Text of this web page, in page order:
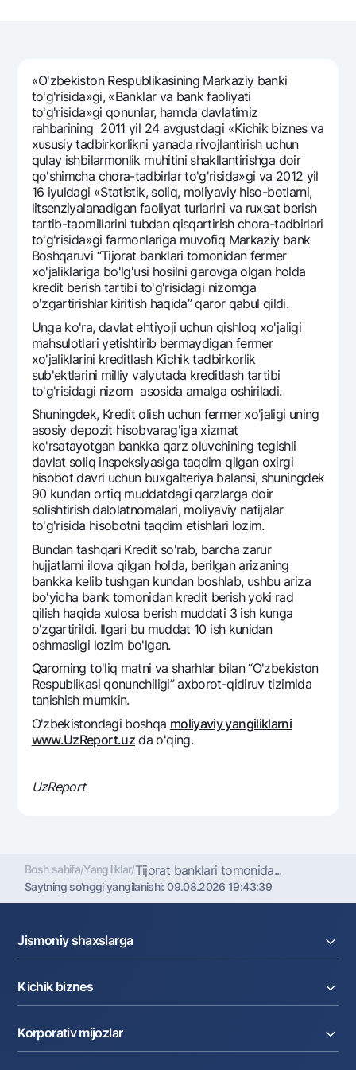
Oltin omonat
NBU’dan oltin quymalar
Kumush omonat
Visa FIFA
Mastercard
Ish haqi
Garmin pay
Aksiyalar
Milliy mobil ilovasi
Ko'p beriladigan savollar
Sayt bo‘yicha qidiring
Qidirish
Foydali havolalar
Ko'p beriladigan savollar
Matbuot markazi
Ofis va bankomatlar
Shaxsiy ma'lumotlarni qayta ishlashga rozilik berish
Bizni ijtimoiy tarmoqlarda kuzatib boring
Aloqa markazi
+998 78 148-00-101344
«O'zbekiston Respublikasining Markaziy banki
to'g'risida»gi, «Banklar va bank faoliyati
to'g'risida»gi qonunlar, hamda davlatimiz
rahbarining 2011 yil 24 avgustdagi «Kichik biznes va
xususiy tadbirkorlikni yanada rivojlantirish uchun
qulay ishbilarmonlik muhitini shakllantirishga doir
qo'shimcha chora-tadbirlar to'g'risida»gi va 2012 yil
16 iyuldagi «Statistik, soliq, moliyaviy hiso-botlarni,
litsenziyalanadigan faoliyat turlarini va ruxsat berish
tartib-taomillarini tubdan qisqartirish chora-tadbirlari
to'g'risida»gi farmonlariga muvofiq Markaziy bank
Boshqaruvi “Tijorat banklari tomonidan fermer
xo'jaliklariga bo'lg'usi hosilni garovga olgan holda
kredit berish tartibi to'g'risidagi nizomga
o'zgartirishlar kiritish haqida” qaror qabul qildi.
Unga ko'ra, davlat ehtiyoji uchun qishloq xo'jaligi
mahsulotlari yetishtirib bermaydigan fermer
xo'jaliklarini kreditlash Kichik tadbirkorlik
sub'ektlarini milliy valyutada kreditlash tartibi
to'g'risidagi nizom asosida amalga oshiriladi.
Shuningdek, Kredit olish uchun fermer xo'jaligi uning
asosiy depozit hisobvarag'iga xizmat
ko'rsatayotgan bankka qarz oluvchining tegishli
davlat soliq inspeksiyasiga taqdim qilgan oxirgi
hisobot davri uchun buxgalteriya balansi, shuningdek
90 kundan ortiq muddatdagi qarzlarga doir
solishtirish dalolatnomalari, moliyaviy natijalar
to'g'risida hisobotni taqdim etishlari lozim.
Bundan tashqari Kredit so'rab, barcha zarur
hujjatlarni ilova qilgan holda, berilgan arizaning
bankka kelib tushgan kundan boshlab, ushbu ariza
bo'yicha bank tomonidan kredit berish yoki rad
qilish haqida xulosa berish muddati 3 ish kunga
o'zgartirildi. Ilgari bu muddat 10 ish kunidan
oshmasligi lozim bo'lgan.
Qarorning to'liq matni va sharhlar bilan “O'zbekiston
Respublikasi qonunchiligi” axborot-qidiruv tizimida
tanishish mumkin.
O'zbekistondagi boshqa moliyaviy yangiliklarni
www.UzReport.uz da o'qing.
UzReport
Bosh sahifa/Yangiliklar/Tijorat banklari tomonida...
Saytning so'nggi yangilanishi:09.08.2026 19:43:39
Jismoniy shaxslarga
Omonatlar
Kartalar
Pul oʻtkazmalari
Valyutalar kursi
Tariflar
Kichik biznes
Kreditlar
Ekvayring
Korporativ mijozlar